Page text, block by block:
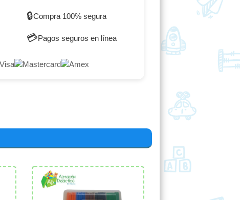
🔒Compra 100% segura
💳Pagos seguros en línea